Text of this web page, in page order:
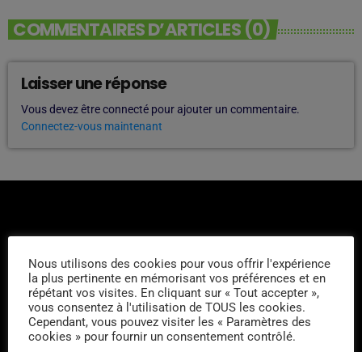
COMMENTAIRES D’ARTICLES (0)
Laisser une réponse
Vous devez être connecté pour ajouter un commentaire.
Connectez-vous maintenant
L'ÉQUIPE
Harry Lavital
Nous utilisons des cookies pour vous offrir l'expérience
la plus pertinente en mémorisant vos préférences et en
répétant vos visites. En cliquant sur « Tout accepter »,
vous consentez à l'utilisation de TOUS les cookies.
Cependant, vous pouvez visiter les « Paramètres des
cookies » pour fournir un consentement contrôlé.